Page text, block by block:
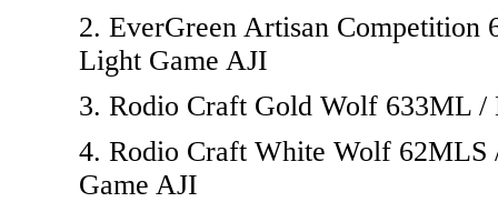
2. EverGreen Artisan Competition
Light Game AJI
3. Rodio Craft Gold Wolf 633ML
4. Rodio Craft White Wolf
Game AJI